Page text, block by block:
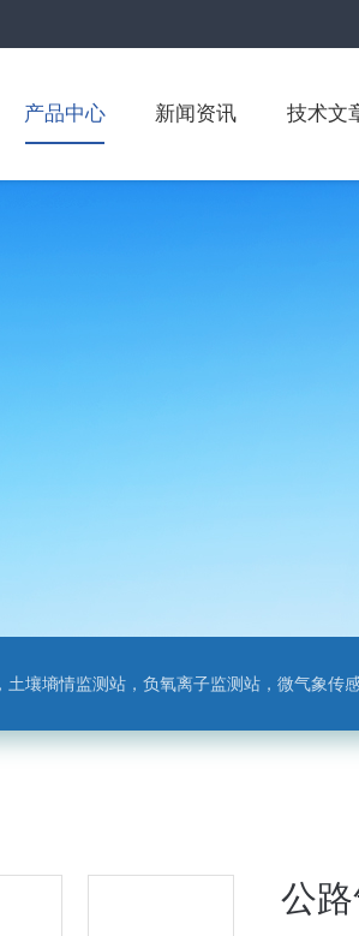
产品中心 新闻资讯 技术文
气象站，手持气象站，水位监测站，智慧路灯传感器，智慧农业传感器，非洲猪瘟
公